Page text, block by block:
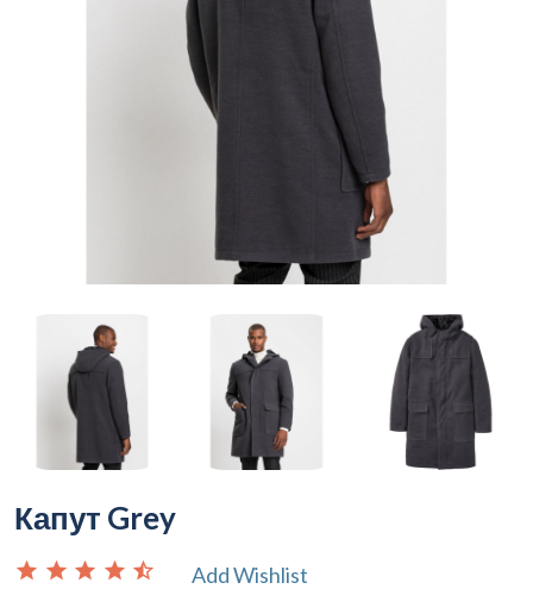
Капут Grey
star star star star star_half Add Wishlist